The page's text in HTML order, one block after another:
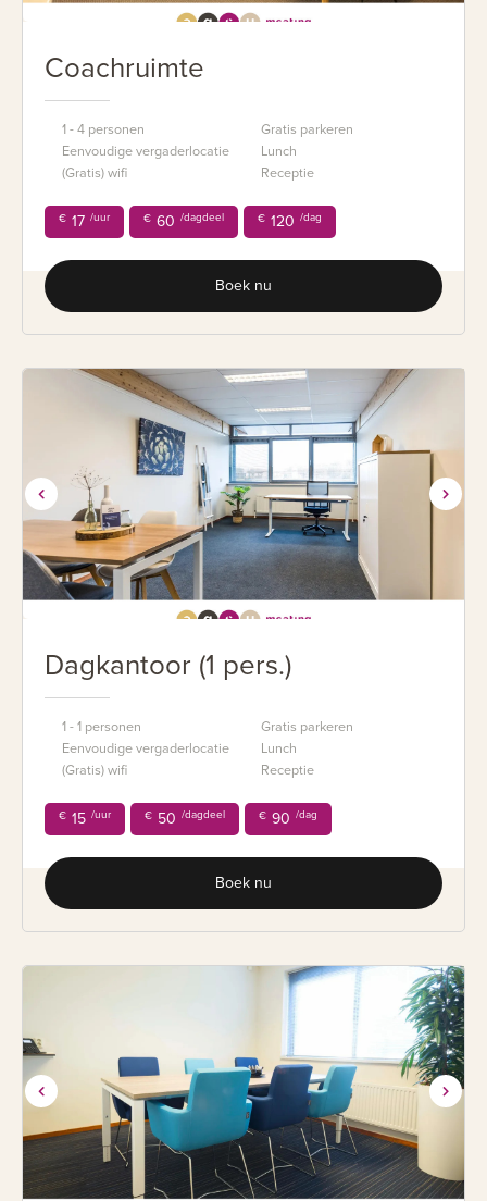
Coachruimte
1 - 4 personen
Eenvoudige vergaderlocatie
(Gratis) wifi
Gratis parkeren
Lunch
Receptie
€ 17 /uur € 60 /dagdeel € 120 /dag
Boek nu
Dagkantoor (1 pers.)
1 - 1 personen
Eenvoudige vergaderlocatie
(Gratis) wifi
Gratis parkeren
Lunch
Receptie
€ 15 /uur € 50 /dagdeel € 90 /dag
Boek nu